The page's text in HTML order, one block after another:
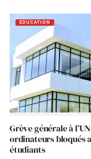
EDUCATION
Grève générale à
ordinateurs bloqués
étudiants